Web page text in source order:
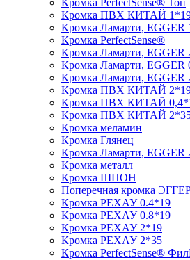
Кромка PerfectSense® Топ
Кромка ПВХ КИТАЙ
Кромка Ламарти, EGGER
Кромка PerfectSense®
Кромка Ламарти, EGGER
Кромка Ламарти, EGGER
Кромка Ламарти, EGGER
Кромка ПВХ КИТАЙ
Кромка ПВХ КИТАЙ
Кромка ПВХ КИТАЙ
Кромка меламин
Кромка Глянец
Кромка Ламарти, EGGER
Кромка металл
Кромка ШПОН
Поперечная кромка
Кромка PЕХАУ 0.4*19
Кромка PЕХАУ 0.8*19
Кромка PЕХАУ 2*19
Кромка PЕХАУ 2*35
Кромка PerfectSense®